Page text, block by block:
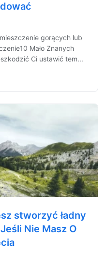
gorących lub
Mało Znanych
Ci ustawić tem...
stworzyć ładny
Nie Masz O